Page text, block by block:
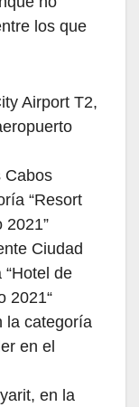
los que
Airport T2,
Cabos
“Resort
2021”
Ciudad
de
2021“
la categoría
en el
en la